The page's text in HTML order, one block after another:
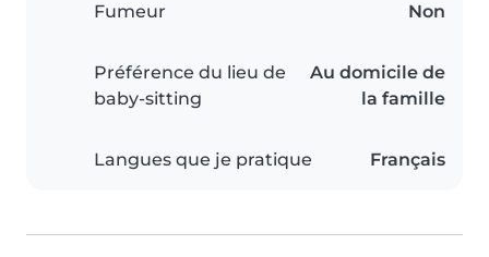
Fumeur Non
Préférence du lieu de
baby-sitting
Au domicile de
la famille
Langues que je pratique Français